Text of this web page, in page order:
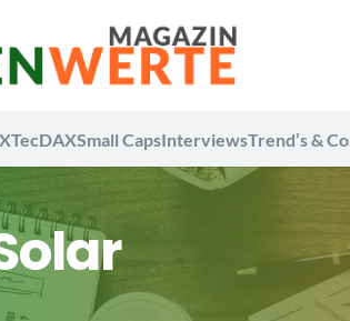
TecDAXSmall CapsInterviewsTrend’s & Co.